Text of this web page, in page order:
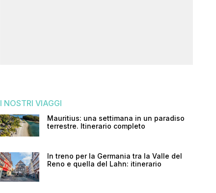
I NOSTRI VIAGGI
Mauritius: una settimana in un paradiso
terrestre. Itinerario completo
In treno per la Germania tra la Valle del
Reno e quella del Lahn: itinerario